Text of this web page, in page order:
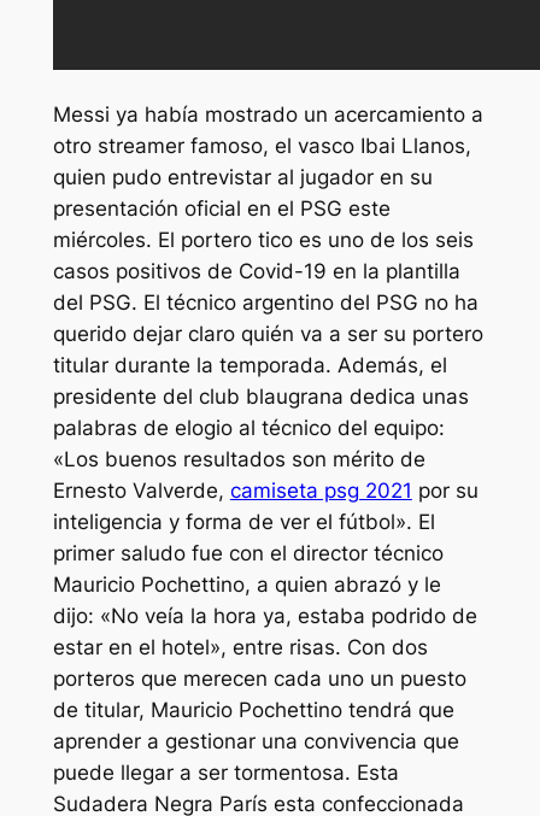
Messi ya había mostrado un acercamiento a
otro streamer famoso, el vasco Ibai Llanos,
quien pudo entrevistar al jugador en su
presentación oficial en el PSG este
miércoles. El portero tico es uno de los seis
casos positivos de Covid-19 en la plantilla
del PSG. El técnico argentino del PSG no ha
querido dejar claro quién va a ser su portero
titular durante la temporada. Además, el
presidente del club blaugrana dedica unas
palabras de elogio al técnico del equipo:
«Los buenos resultados son mérito de
Ernesto Valverde, camiseta psg 2021 por su
inteligencia y forma de ver el fútbol». El
primer saludo fue con el director técnico
Mauricio Pochettino, a quien abrazó y le
dijo: «No veía la hora ya, estaba podrido de
estar en el hotel», entre risas. Con dos
porteros que merecen cada uno un puesto
de titular, Mauricio Pochettino tendrá que
aprender a gestionar una convivencia que
puede llegar a ser tormentosa. Esta
Sudadera Negra París esta confeccionada